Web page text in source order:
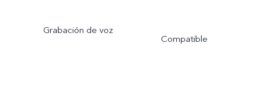
Grabación de voz
Compatible